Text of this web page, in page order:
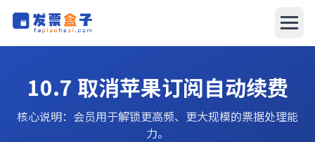
10.7 取消苹果订阅自动续费
核心说明：会员用于解锁更高频、更大规模的票据处理能
力。